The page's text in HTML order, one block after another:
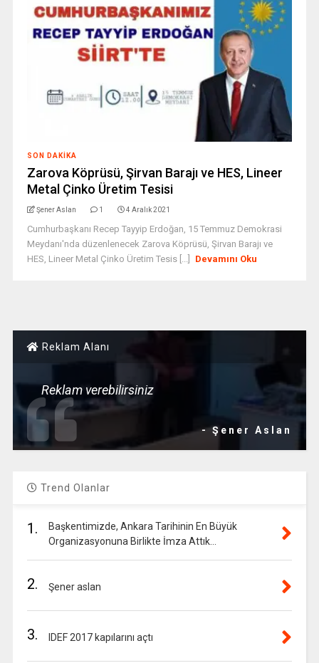
SON DAKIKA
Zarova Köprüsü, Şirvan Barajı ve HES, Lineer
Metal Çinko Üretim Tesisi
Şener Aslan 1 4 Aralık 2021
Cumhurbaşkanı Recep Tayyip Erdoğan, 15 Temmuz Demokrasi
Meydanı'nda düzenlenecek Zarova Köprüsü, Şirvan Barajı ve
HES, Lineer Metal Çinko Üretim Tesis [...]
Devamını Oku
Reklam Alanı
Reklam verebilirsiniz
- Şener Aslan
Trend Olanlar
1.
Başkentimizde, Ankara Tarihinin En Büyük
Organizasyonuna Birlikte İmza Attık…
2. Şener aslan
3. IDEF 2017 kapılarını açtı